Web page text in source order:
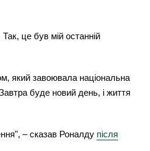
це був мій останній
який завоювала національна
буде новий день, і життя
– сказав Роналду після